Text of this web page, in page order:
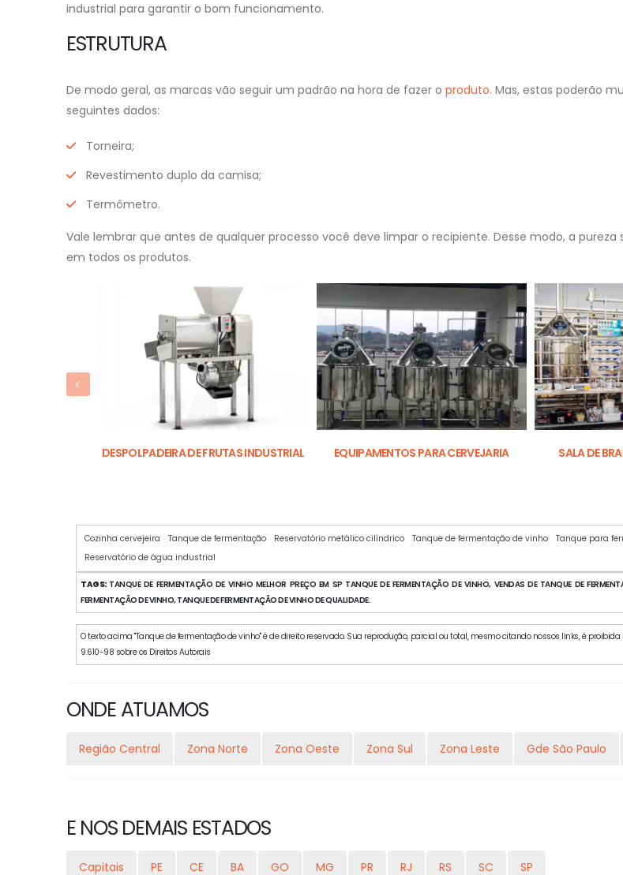
industrial para garantir o bom funcionamento.
ESTRUTURA
De modo geral, as marcas vão seguir um padrão na hora de fazer o produto. Mas, estas poderão
seguintes dados:
Torneira;
Revestimento duplo da camisa;
Termômetro.
Vale lembrar que antes de qualquer processo você deve limpar o recipiente. Desse modo, a
em todos os produtos.
DESPOLPADEIRA DE FRUTAS INDUSTRIAL EQUIPAMENTOS PARA CERVEJARIA SALA DE
Cozinha cervejeira Tanque de fermentação Reservatório metálico cilíndrico Tanque de fermentação de vinho Tanque para
Reservatório de água industrial
TAGS:TANQUE DE FERMENTAÇÃO DE VINHO MELHOR PREÇO EM SP TANQUE DE FERMENTAÇÃO DE VINHO, VENDAS DE TANQUE DE
FERMENTAÇÃO DE VINHO, TANQUE DE FERMENTAÇÃO DE VINHO DE QUALIDADE.
O texto acima "Tanque de fermentação de vinho" é de direito reservado. Sua reprodução, parcial ou total, mesmo citando nossos links, é
9.610-98 sobre os Direitos Autorais
ONDE ATUAMOS
Região Central Zona Norte Zona Oeste Zona Sul Zona Leste Gde São Paulo
E NOS DEMAIS ESTADOS
Capitais PE CE BA GO MG PR RJ RS SC SP